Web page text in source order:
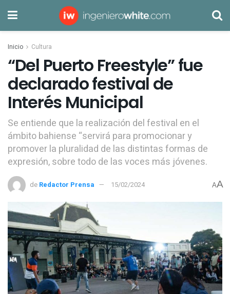
Inicio Cultura
“Del Puerto Freestyle” fue
declarado festival de
Interés Municipal
Se entiende que la realización del festival en el
ámbito bahiense “servirá para promocionar y
promover la pluralidad de las distintas formas de
expresión, sobre todo de las voces más jóvenes.
de Redactor Prensa 15/02/2024 AA